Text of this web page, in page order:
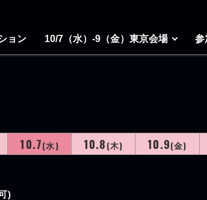
ョン 10/7（水）-9（金）東京会場 参
10.7(水) 10.8(木) 10.9(金)
)